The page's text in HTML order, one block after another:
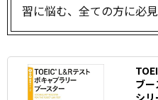
習に悩む、全ての方に必
ブ
シリ